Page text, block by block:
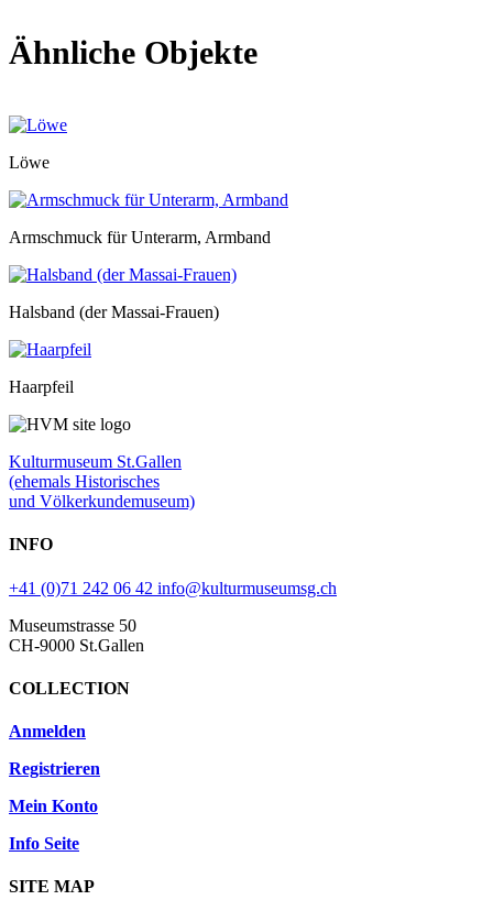
Ähnliche Objekte
Löwe
Armschmuck für Unterarm, Armband
Halsband (der Massai-Frauen)
Haarpfeil
Kulturmuseum St.Gallen
(ehemals Historisches
und Völkerkundemuseum)
INFO
+41 (0)71 242 06 42 info@kulturmuseumsg.ch
Museumstrasse 50
CH-9000 St.Gallen
COLLECTION
Anmelden
Registrieren
Mein Konto
Info Seite
SITE MAP